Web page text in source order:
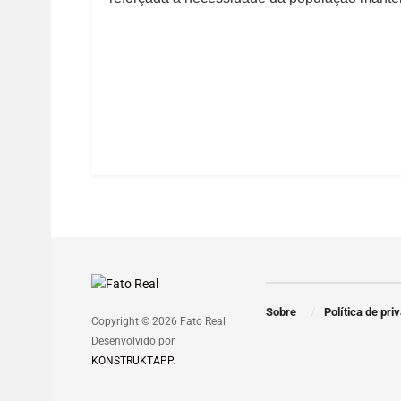
Copyright © 2026 Fato Real
Desenvolvido por
KONSTRUKTAPP.
Sobre Política de